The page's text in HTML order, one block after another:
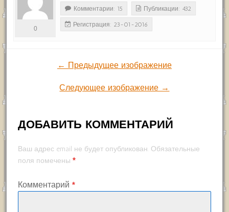
0
Комментарии: 15 Публикации: 432
Регистрация: 23-01-2016
← Предыдущее изображение
Следующее изображение →
ДОБАВИТЬ КОММЕНТАРИЙ
Ваш адрес email не будет опубликован. Обязательные
поля помечены *
Комментарий *